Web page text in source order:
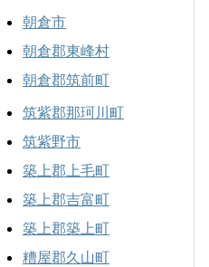
朝倉市
朝倉郡東峰村
朝倉郡筑前町
筑紫郡那珂川町
筑紫野市
築上郡上毛町
築上郡吉富町
築上郡築上町
糟屋郡久山町